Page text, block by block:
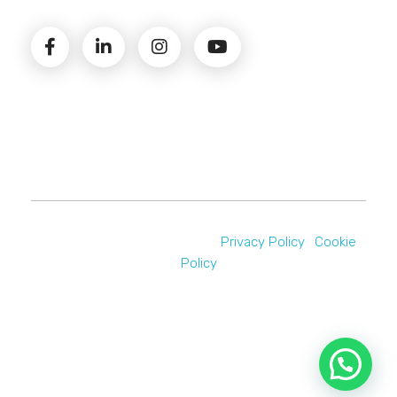
Privacy Policy| Cookie
Policy